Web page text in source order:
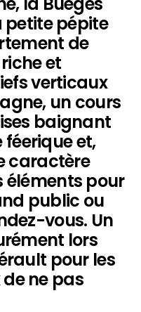
petite pépite
de
et
verticaux
un cours
baignant
et,
caractère
éléments pour
public ou
vous. Un
lors
pour les
ne pas